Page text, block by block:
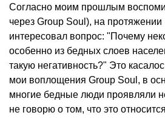
Согласно моим прошлым
через Group Soul), на
интересовал вопрос: "Почему
особенно из бедных слоев
такую негативность?" Это
мои воплощения Group Soul, в
многие бедные люди проявляли
не говорю о том, что это